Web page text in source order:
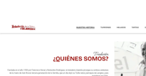
Servicios
Trabajos